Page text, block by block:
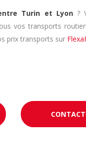
Turin et Lyon?
vos transports
prix transports sur